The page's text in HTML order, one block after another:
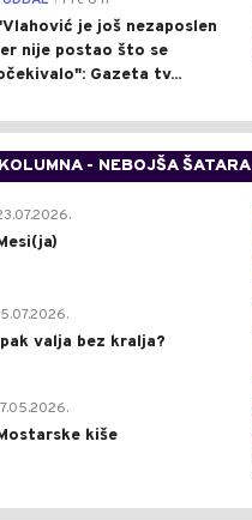
je još nezaposlen
nije postao što se
Gazeta tv...
KOLUMNA - NEBOJŠA ŠATARA
valja bez kralja?
kiše